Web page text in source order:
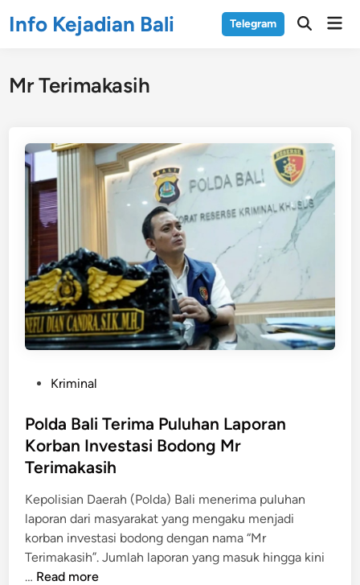
toInfo Kejadian Bali Telegram
Open
Mr Terimakasih
s
t
e
i
n
Kriminal
Polda Bali Terima Puluhan Laporan
Korban Investasi Bodong Mr
Terimakasih
Kepolisian Daerah (Polda) Bali menerima puluhan
laporan dari masyarakat yang mengaku menjadi
korban investasi bodong dengan nama “Mr
Terimakasih”. Jumlah laporan yang masuk hingga kini
… P
Read more